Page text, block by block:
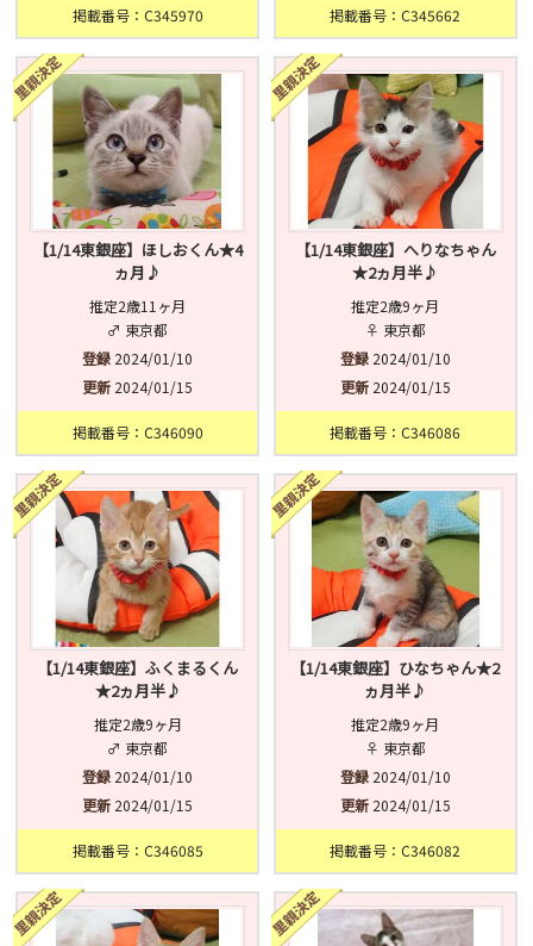
掲載番号：C345970 掲載番号：C345662
【1/14東銀座】ほしおくん★4
ヵ月♪
推定2歳11ヶ月
♂ 東京都
登録 2024/01/10
更新 2024/01/15
掲載番号：C346090
【1/14東銀座】へりなちゃん
★2ヵ月半♪
推定2歳9ヶ月
♀ 東京都
登録2024/01/10
更新2024/01/15
掲載番号：C346086
【1/14東銀座】ふくまるくん
★2ヵ月半♪
推定2歳9ヶ月
♂ 東京都
登録 2024/01/10
更新 2024/01/15
掲載番号：C346085
【1/14東銀座】ひなちゃん★2
ヵ月半♪
推定2歳9ヶ月
♀ 東京都
登録2024/01/10
更新2024/01/15
掲載番号：C346082